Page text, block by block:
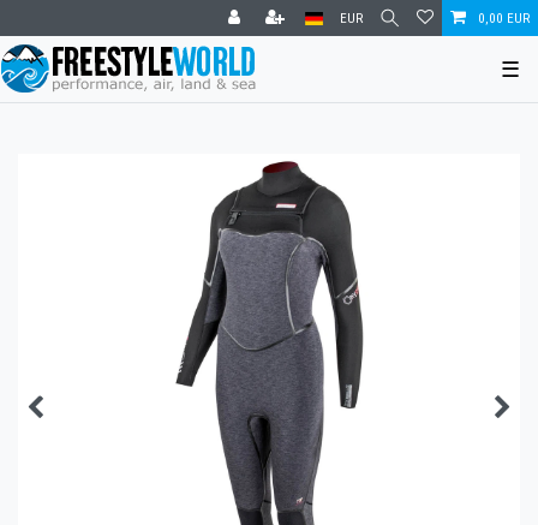
EUR 0,00 EUR
☰